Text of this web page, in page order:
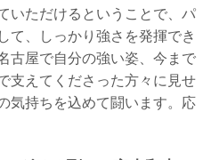
いただけるということで、パ
て、しっかり強さを発揮でき
古屋で自分の強い姿、今まで
支えてくださった方々に見せ
気持ちを込めて闘います。応